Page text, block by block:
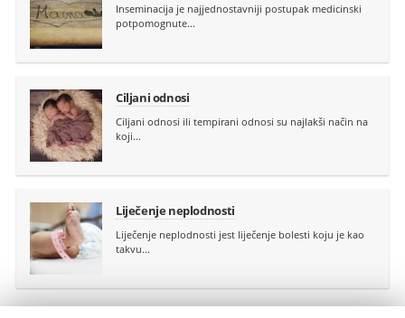
Inseminacija je najjednostavniji postupak medicinski
potpomognute...
Ciljani odnosi
Ciljani odnosi ili tempirani odnosi su najlakši način na
koji...
Liječenje neplodnosti
Liječenje neplodnosti jest liječenje bolesti koju je kao
takvu...